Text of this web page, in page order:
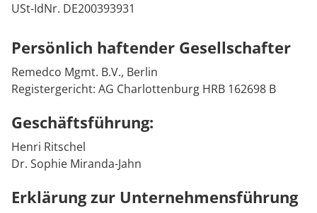
Onkologie
Pneumologie
Rheumatologie
Über MEDIAN
Karriere
USt-IdNr. DE200393931
Persönlich haftender Gesellschafter
Remedco Mgmt. B.V., Berlin
Registergericht: AG Charlottenburg HRB 162698 B
Geschäftsführung:
Henri Ritschel
Dr. Sophie Miranda-Jahn
Erklärung zur Unternehmensführung